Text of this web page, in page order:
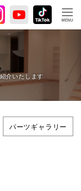
MENU
パーツギャラリー